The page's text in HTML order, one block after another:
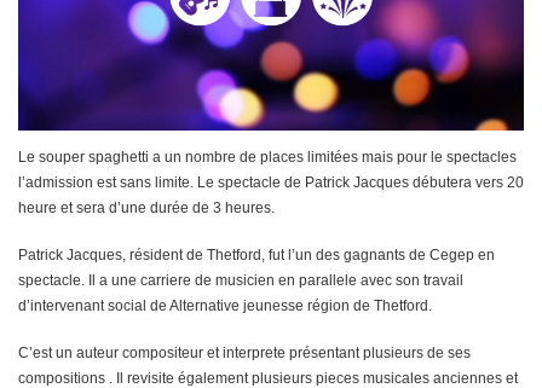
Le souper spaghetti a un nombre de places limitées mais pour le spectacles
l’admission est sans limite. Le spectacle de Patrick Jacques débutera vers 20
heure et sera d’une durée de 3 heures.
Patrick Jacques, résident de Thetford, fut l’un des gagnants de Cegep en
spectacle. Il a une carriere de musicien en parallele avec son travail
d’intervenant social de Alternative jeunesse région de Thetford.
C’est un auteur compositeur et interprete présentant plusieurs de ses
compositions . Il revisite également plusieurs pieces musicales anciennes et